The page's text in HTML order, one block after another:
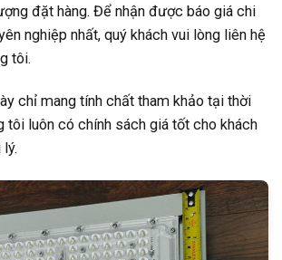
đặt hàng. Để nhận được báo giá chi
nghiệp nhất, quý khách vui lòng liên hệ
tôi.
chỉ mang tính chất tham khảo tại thời
tôi luôn có chính sách giá tốt cho khách